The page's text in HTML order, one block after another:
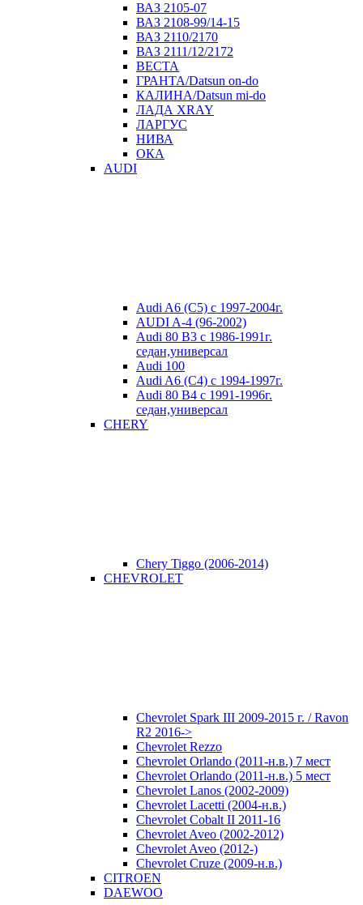
ВАЗ 2105-07
ВАЗ 2108-99/14-15
ВАЗ 2110/2170
ВАЗ 2111/12/2172
ВЕСТА
ГРАНТА/Datsun on-do
КАЛИНА/Datsun mi-do
ЛАДА XRAY
ЛАРГУС
НИВА
ОКА
AUDI
Audi A6 (C5) с 1997-2004г.
AUDI A-4 (96-2002)
Audi 80 В3 с 1986-1991г.
седан,универсал
Audi 100
Audi A6 (C4) с 1994-1997г.
Audi 80 В4 с 1991-1996г.
седан,универсал
CHERY
Chery Tiggo (2006-2014)
CHEVROLET
Chevrolet Spark III 2009-2015 г. / Ravon
R2 2016->
Chevrolet Rezzo
Chevrolet Orlando (2011-н.в.) 7 мест
Chevrolet Orlando (2011-н.в.) 5 мест
Chevrolet Lanos (2002-2009)
Chevrolet Lacetti (2004-н.в.)
Chevrolet Cobalt II 2011-16
Chevrolet Aveo (2002-2012)
Chevrolet Aveo (2012-)
Chevrolet Cruze (2009-н.в.)
CITROEN
DAEWOO